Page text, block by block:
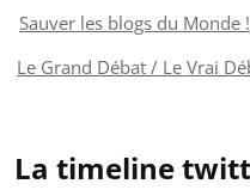
Sauver les blogs du Monde !
Le Grand Débat / Le Vrai
La timeline